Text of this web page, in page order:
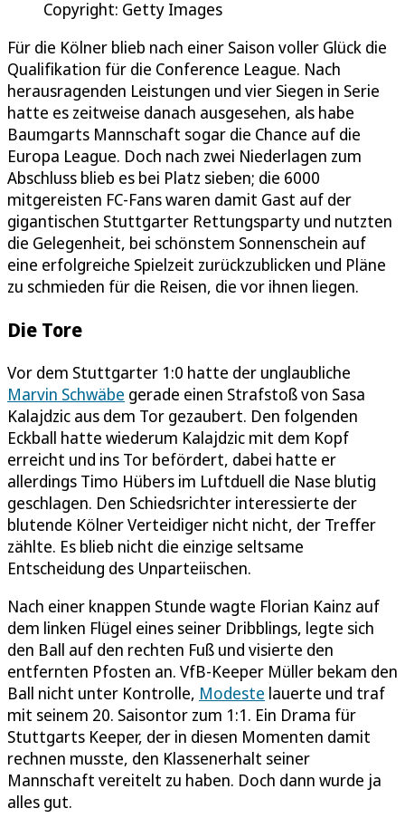
Copyright: Getty Images
Für die Kölner blieb nach einer Saison voller Glück die
Qualifikation für die Conference League. Nach
herausragenden Leistungen und vier Siegen in Serie
hatte es zeitweise danach ausgesehen, als habe
Baumgarts Mannschaft sogar die Chance auf die
Europa League. Doch nach zwei Niederlagen zum
Abschluss blieb es bei Platz sieben; die 6000
mitgereisten FC-Fans waren damit Gast auf der
gigantischen Stuttgarter Rettungsparty und nutzten
die Gelegenheit, bei schönstem Sonnenschein auf
eine erfolgreiche Spielzeit zurückzublicken und Pläne
zu schmieden für die Reisen, die vor ihnen liegen.
Die Tore
Vor dem Stuttgarter 1:0 hatte der unglaubliche
Marvin Schwäbe gerade einen Strafstoß von Sasa
Kalajdzic aus dem Tor gezaubert. Den folgenden
Eckball hatte wiederum Kalajdzic mit dem Kopf
erreicht und ins Tor befördert, dabei hatte er
allerdings Timo Hübers im Luftduell die Nase blutig
geschlagen. Den Schiedsrichter interessierte der
blutende Kölner Verteidiger nicht nicht, der Treffer
zählte. Es blieb nicht die einzige seltsame
Entscheidung des Unparteiischen.
Nach einer knappen Stunde wagte Florian Kainz auf
dem linken Flügel eines seiner Dribblings, legte sich
den Ball auf den rechten Fuß und visierte den
entfernten Pfosten an. VfB-Keeper Müller bekam den
Ball nicht unter Kontrolle, Modeste lauerte und traf
mit seinem 20. Saisontor zum 1:1. Ein Drama für
Stuttgarts Keeper, der in diesen Momenten damit
rechnen musste, den Klassenerhalt seiner
Mannschaft vereitelt zu haben. Doch dann wurde ja
alles gut.